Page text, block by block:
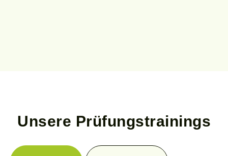
Unsere Prüfungstrainings